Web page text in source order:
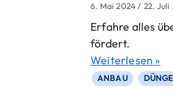
6. Mai 2024 / 22. Juli
Erfahre alles
fördert.
Weiterlesen »
ANBAU